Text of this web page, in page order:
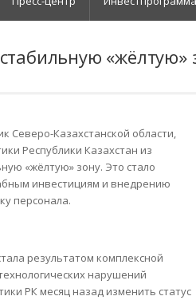
«жёлтую»
Северо-Казахстанской области,
Республики Казахстан из
«жёлтую» зону. Это стало
инвестициям и внедрению
персонала.
результатом комплексной
нарушений
РК месяц назад изменить статус